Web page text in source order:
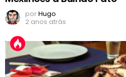
porHugo
2 anos atrás